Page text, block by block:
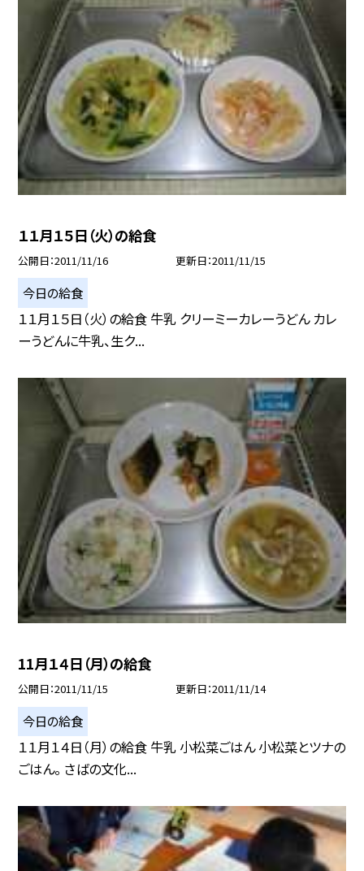
１１月１５日（火）の給食
公開日 2011/11/16 更新日 2011/11/15
今日の給食
１１月１５日（火）の給食 牛乳 クリーミーカレーうどん カレ
ーうどんに牛乳、生ク...
11月１４日（月）の給食
公開日 2011/11/15 更新日 2011/11/14
今日の給食
１１月１４日（月）の給食 牛乳 小松菜ごはん 小松菜とツナの
ごはん。 さばの文化...